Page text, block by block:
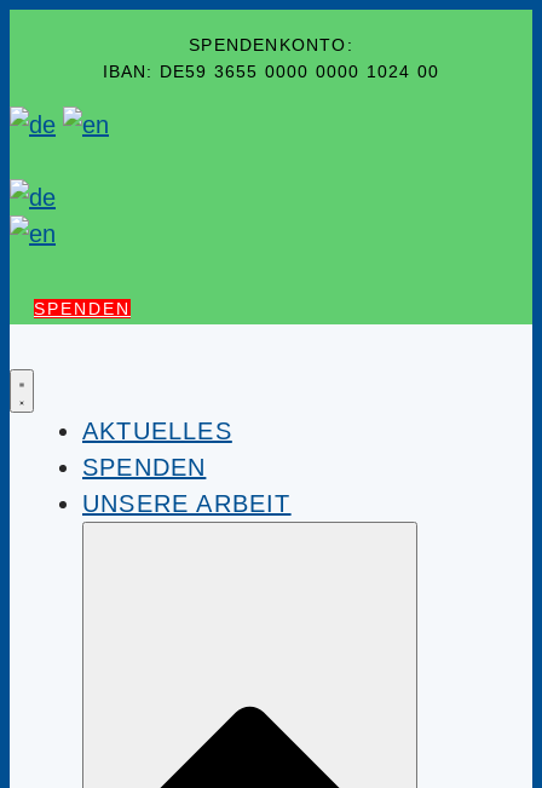
SPENDENKONTO:
IBAN: DE59 3655 0000 0000 1024 00
SPENDEN
AKTUELLES
SPENDEN
UNSERE ARBEIT